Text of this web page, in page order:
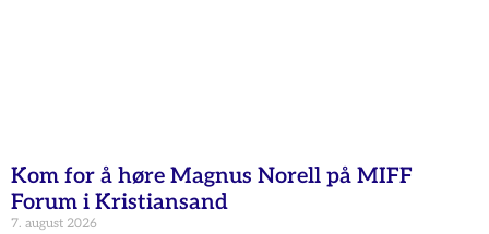
Kom for å høre Magnus Norell på MIFF
Forum i Kristiansand
7. august 2026